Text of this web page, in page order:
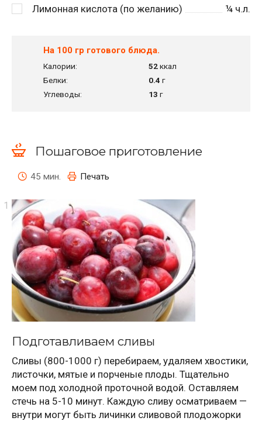
Лимонная кислота (по желанию)
¼ ч.л.
На 100 гр готового блюда.
Калории: 52ккал
Белки:
0.4 г
Углеводы:
13 г
Пошаговое приготовление
45 мин. Печать
Подготавливаем сливы
Сливы (800-1000 г) перебираем, удаляем хвостики,
листочки, мятые и порченые плоды. Тщательно
моем под холодной проточной водой. Оставляем
стечь на 5-10 минут. Каждую сливу осматриваем —
внутри могут быть личинки сливовой плодожорки